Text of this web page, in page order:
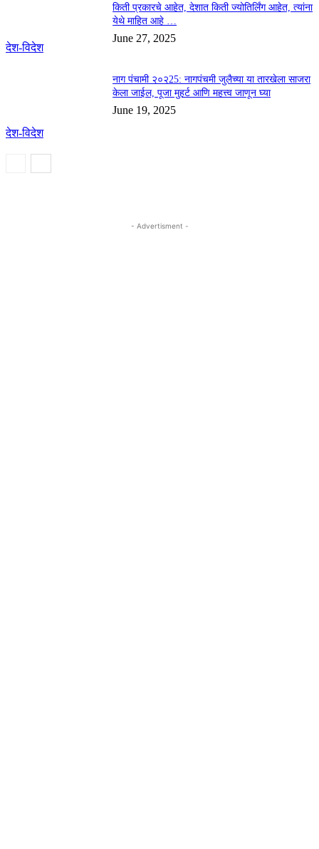
देश-विदेश
किती प्रकारचे आहेत, देशात किती ज्योतिर्लिंग आहेत, त्यांना
येथे माहित आहे …
June 27, 2025
देश-विदेश
नाग पंचामी २०२25: नागपंचमी जुलैच्या या तारखेला साजरा
केला जाईल, पूजा मुहर्ट आणि महत्त्व जाणून घ्या
June 19, 2025
- Advertisment -